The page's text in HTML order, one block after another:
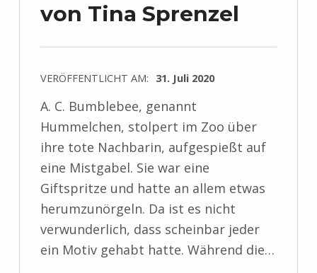
von Tina Sprenzel
VERÖFFENTLICHT AM: 31. Juli 2020
A. C. Bumblebee, genannt
Hummelchen, stolpert im Zoo über
ihre tote Nachbarin, aufgespießt auf
eine Mistgabel. Sie war eine
Giftspritze und hatte an allem etwas
herumzunörgeln. Da ist es nicht
verwunderlich, dass scheinbar jeder
ein Motiv gehabt hatte. Während die…